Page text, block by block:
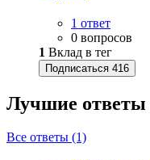
1 ответ
0 вопросов
1 Вклад в тег
Подписаться 416
Лучшие ответы
Все ответы (1)